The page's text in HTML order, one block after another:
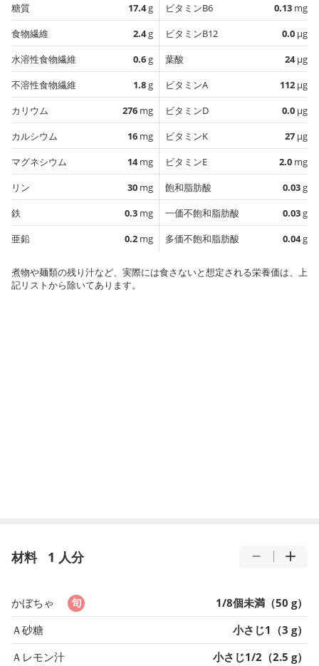
糖質
17.4g
食物繊維
2.4g
水溶性食物繊維
0.6g
不溶性食物繊維
1.8g
カリウム
276 mg
カルシウム
16 mg
マグネシウム
14mg
リン
30 mg
鉄
0.3 mg
亜鉛
0.2 mg
ビタミンB6
0.13 mg
ビタミンB12
0.0 µg
葉酸
24µg
ビタミンA
112 µg
ビタミンD
0.0 µg
ビタミンK
27 µg
ビタミンE
2.0 mg
飽和脂肪酸
0.03g
一価不飽和脂肪酸
0.03g
多価不飽和脂肪酸
0.04g
煮物や麺類の残り汁など、実際には食さないと想定される栄養価は、上
記リストから除いてあります。
材料 1 人分
かぼちゃ
1/8個未満（50 g）
Ａ砂糖
小さじ1（3 g）
Ａレモン汁
小さじ1/2（2.5 g）